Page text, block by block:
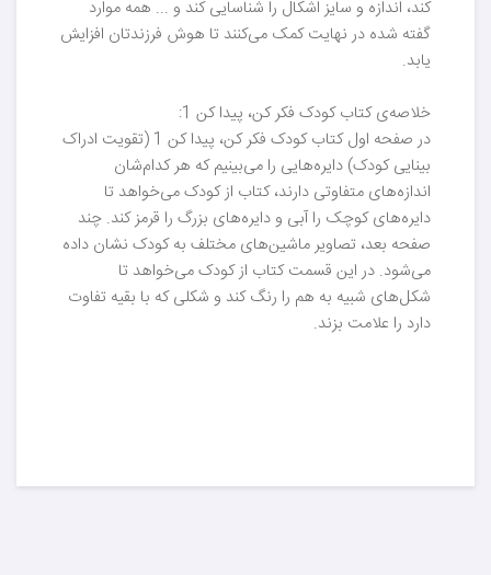
کند، اندازه و سایز اشکال را شناسایی کند و ... همه موارد
گفته شده در نهایت کمک می‌کنند تا هوش فرزندتان افزایش
یابد.
خلاصه‌ی کتاب کودک فکر کن، پیدا کن 1:
در صفحه اول کتاب کودک فکر کن، پیدا کن 1 (تقویت ادراک
بینایی کودک) دایره‌هایی را می‌بینیم که هر کدام‌شان
اندازه‌های متفاوتی دارند، کتاب از کودک می‌خواهد تا
دایره‌های کوچک را آبی و دایره‌های بزرگ را قرمز کند. چند
صفحه بعد، تصاویر ماشین‌های مختلف به کودک نشان داده
می‌شود. در این قسمت کتاب از کودک می‌خواهد تا
شکل‌های شبیه به هم را رنگ کند و شکلی که با بقیه تفاوت
دارد را علامت بزند.